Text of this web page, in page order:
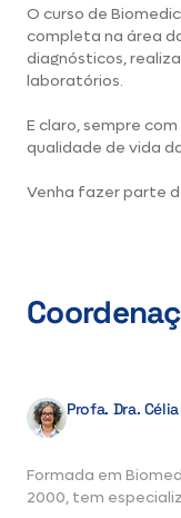
O curso de
completa na área
diagnósticos,
laboratórios.
E claro, sempre
qualidade de vida
Venha fazer parte
Profa. Dra.
Formada em
2000, tem